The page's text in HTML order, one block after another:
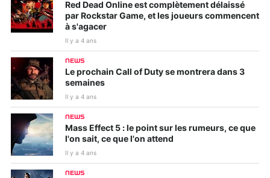
Red Dead Online est complètement délaissé
par Rockstar Game, et les joueurs commencent
à s'agacer
Il y a 4 ans
NEWS
Le prochain Call of Duty se montrera dans 3
semaines
Il y a 4 ans
NEWS
Mass Effect 5 : le point sur les rumeurs, ce que
l'on sait, ce que l'on attend
Il y a 4 ans
NEWS